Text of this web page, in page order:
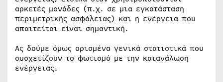
αρκετές μονάδες (π.χ. σε μια εγκατάσταση
περιμετρικής ασφάλειας) και η ενέργεια που
απαιτείται είναι σημαντική.
Ας δούμε όμως ορισμένα γενικά στατιστικά που
συσχετίζουν το φωτισμό με την κατανάλωση
ενέργειας.